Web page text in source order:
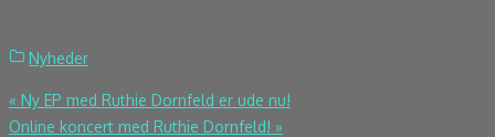
Nyheder
Indlægsnavigation
« Ny EP med Ruthie Dornfeld er ude nu!
Online koncert med Ruthie Dornfeld! »